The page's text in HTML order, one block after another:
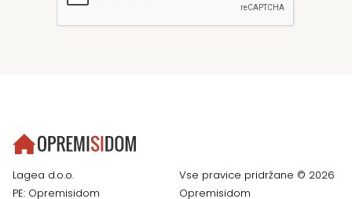
Lagea d.o.o.
PE: Opremisidom
Vse pravice pridržane © 2026
Opremisidom